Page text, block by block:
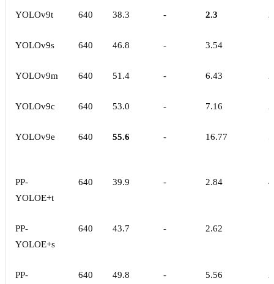
YOLOv9t 640 38.3 - 2.3
YOLOv9s 640 46.8 - 3.54
YOLOv9m 640 51.4 - 6.43
YOLOv9c 640 53.0 - 7.16
YOLOv9e 640 55.6 - 16.77
PP-
YOLOE+t
640 39.9 - 2.84
PP-
YOLOE+s
640 43.7 - 2.62
PP-
640 49.8 - 5.56